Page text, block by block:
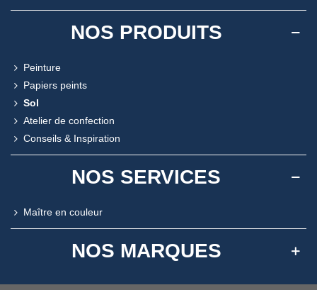
NOS PRODUITS
Peinture
Papiers peints
Sol
Atelier de confection
Conseils & Inspiration
NOS SERVICES
Maître en couleur
NOS MARQUES